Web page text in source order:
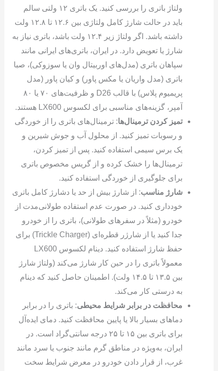
ولتاژ باتری را بررسی کنید. یک باتری ۱۲ ولتی سالم
باید در حالت شارژ کامل ولتاژی بین ۱۲.۶ تا ۱۲.۸ ولت
داشته باشد. اگر ولتاژ زیر ۱۲.۴ ولت باشد، باتری نیاز به
شارژ یا تعویض دارد. در ایران، باتری‌های ایرانی مانند
سپاهان باتری (مدل‌های اوربیتال وان یا سوزوکی)، صبا
باتری (مدل واریان یا مکس پاور) و کیان پاور (مدل
پریمیوم پلاس) با قالب D26 و ظرفیت‌های ۷۰ یا ۸۰
آمپر، گزینه‌های مناسبی برای لکسوس LX600 هستند.
تمیز کردن ترمینال‌ها: ترمینال‌های باتری را از خوردگی
و رسوبات تمیز کنید. از محلول آب و جوش شیرین و
یک برس سیمی استفاده کنید. پس از تمیز کردن،
ترمینال‌ها را خشک کرده و از گریس مخصوص باتری
برای جلوگیری از خوردگی استفاده کنید.
شارژ مناسب: از شارژ بیش از حد یا دشارژ کامل باتری
خودداری کنید. در صورت عدم استفاده طولانی‌مدت از
خودرو (مثلاً در سفرهای طولانی)، باتری را از خودرو
جدا کنید یا از شارژر قطره‌ای (Trickle Charger) برای
حفظ شارژ استفاده کنید. دینام لکسوس LX600
معمولاً باتری را در حین کار شارژ می‌کند (ولتاژ شارژ
بین ۱۳.۵ تا ۱۴.۵ ولت). اطمینان حاصل کنید که دینام
به درستی کار می‌کند.
محافظت در برابر شرایط محیطی: باتری را در برابر
دماهای بسیار بالا یا پایین محافظت کنید. دمای ایده‌آل
برای باتری بین ۱۵ تا ۲۵ درجه سانتی‌گراد است. در
ایران، به‌ویژه در مناطق گرم مانند جنوب یا سرد مانند
غرب، از قرار دادن خودرو در معرض شرایط سخت